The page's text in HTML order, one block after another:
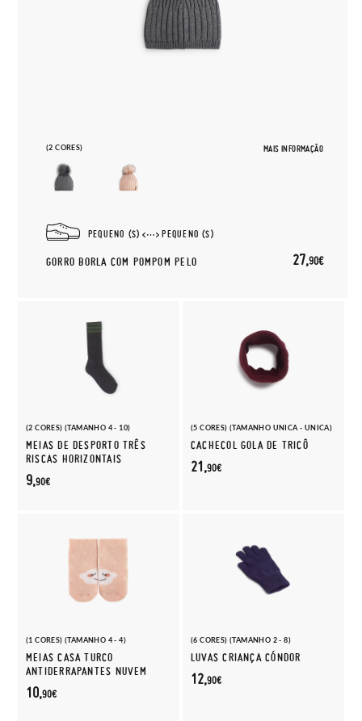
(2 CORES) MAIS INFORMAÇÃO
PEQUENO (S) PEQUENO (S)
GORRO BORLA COM POMPOM PELO 27,90€
(2 CORES) (TAMANHO 4 - 10)
MEIAS DE DESPORTO TRÊS
RISCAS HORIZONTAIS
9,90€
(5 CORES) (TAMANHO UNICA - UNICA)
CACHECOL GOLA DE TRICÔ
21,90€
(1 CORES) (TAMANHO 4 - 4)
MEIAS CASA TURCO
ANTIDERRAPANTES NUVEM
10,90€
(6 CORES) (TAMANHO 2 - 8)
LUVAS CRIANÇA CÓNDOR
12,90€